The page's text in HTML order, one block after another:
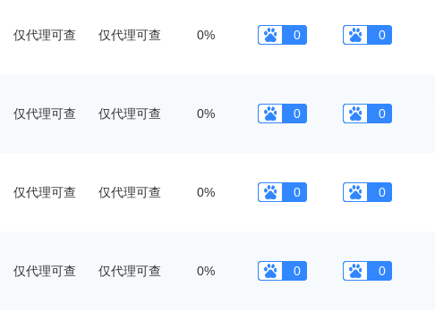
仅代理可查 仅代理可查 0% 0 0
仅代理可查 仅代理可查 0% 0 0
仅代理可查 仅代理可查 0% 0 0
仅代理可查 仅代理可查 0% 0 0